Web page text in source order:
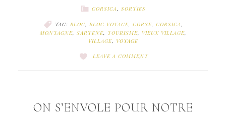
CORSICA, SORTIES
TAG: BLOG, BLOG VOYAGE, CORSE, CORSICA,
MONTAGNE, SARTENE, TOURISME, VIEUX VILLAGE,
VILLAGE, VOYAGE
LEAVE A COMMENT
ON S’ENVOLE POUR NOTRE